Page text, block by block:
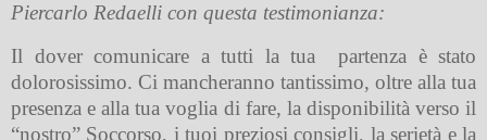
Piercarlo Redaelli con questa testimonianza:
Il dover comunicare a tutti la tua partenza è stato
dolorosissimo. Ci mancheranno tantissimo, oltre alla tua
presenza e alla tua voglia di fare, la disponibilità verso il
“nostro” Soccorso, i tuoi preziosi consigli, la serietà e la